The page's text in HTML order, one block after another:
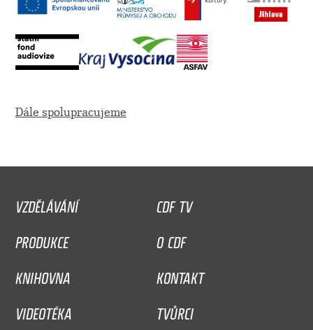
Dále spolupracujeme
VZDĚLÁVÁNÍ
CDF TV
PRODUKCE
O CDF
KNIHOVNA
KONTAKT
VIDEOTÉKA
TVŮRCI